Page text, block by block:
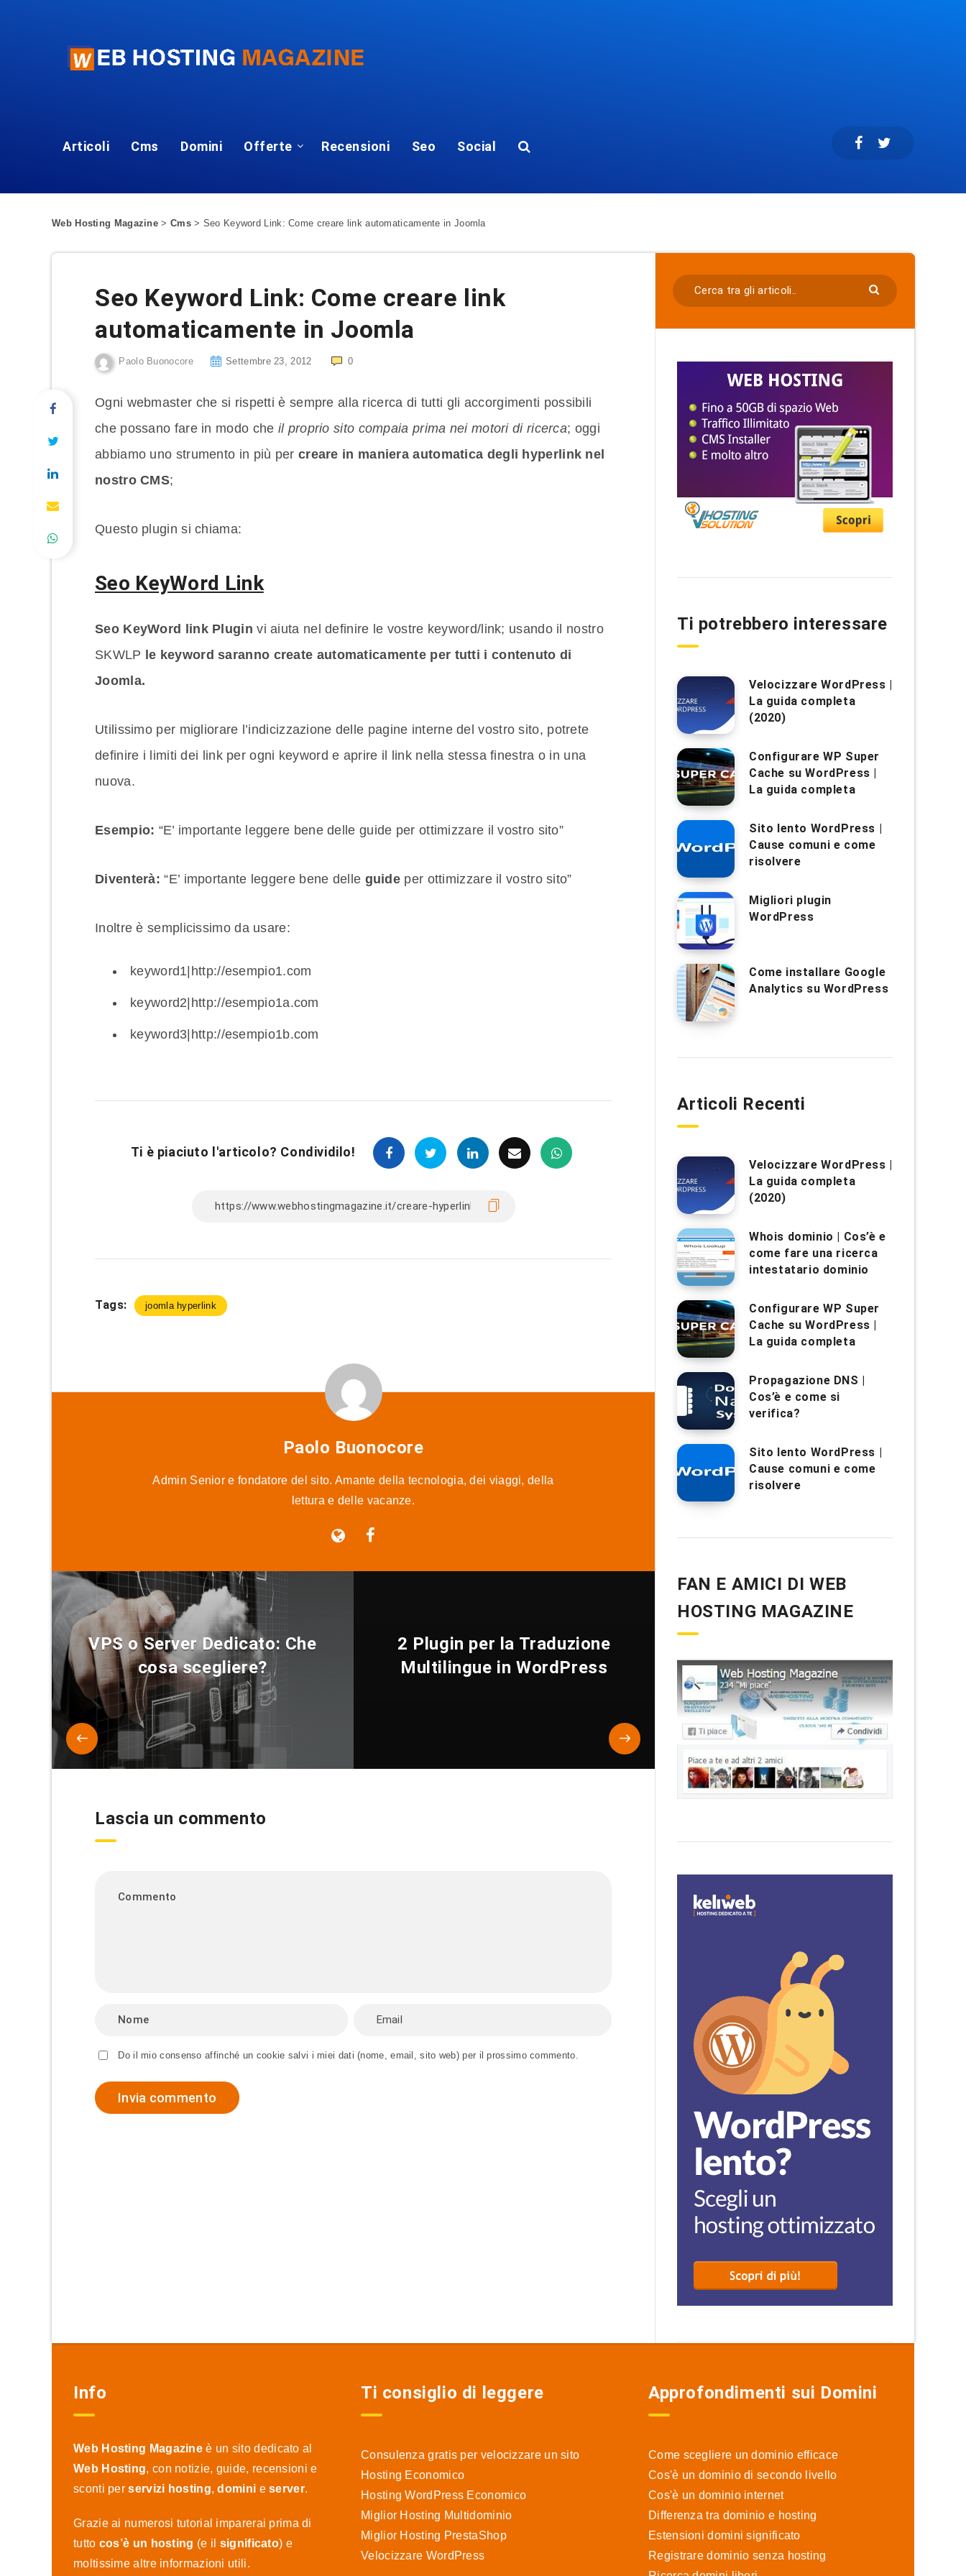
Articoli Cms Domini Offerte Recensioni Seo Social
Web Hosting Magazine > Cms> Seo Keyword Link: Come creare link automaticamente in Joomla
Seo Keyword Link: Come creare link
automaticamente in Joomla
Paolo Buonocore Settembre 23, 2012 0
Ogni webmaster che si rispetti è sempre alla ricerca di tutti gli accorgimenti possibili
che possano fare in modo che il proprio sito compaia prima nei motori di ricerca; oggi
abbiamo uno strumento in più per creare in maniera automatica degli hyperlink nel
nostro CMS;
Questo plugin si chiama:
Seo KeyWord Link
Seo KeyWord link Plugin vi aiuta nel definire le vostre keyword/link; usando il nostro
SKWLP le keyword saranno create automaticamente per tutti i contenuto di
Joomla.
Utilissimo per migliorare l’indicizzazione delle pagine interne del vostro sito, potrete
definire i limiti dei link per ogni keyword e aprire il link nella stessa finestra o in una
nuova.
Esempio: “E’ importante leggere bene delle guide per ottimizzare il vostro sito”
Diventerà: “E’ importante leggere bene delle guide per ottimizzare il vostro sito”
Inoltre è semplicissimo da usare:
keyword1|http://esempio1.com
keyword2|http://esempio1a.com
keyword3|http://esempio1b.com
Ti è piaciuto l'articolo? Condividilo!
Tags: joomla hyperlink
Paolo Buonocore
Admin Senior e fondatore del sito. Amante della tecnologia, dei viaggi, della
lettura e delle vacanze.
VPS o Server Dedicato: Che
cosa scegliere?
2 Plugin per la Traduzione
Multilingue in WordPress
Lascia un commento
Do il mio consenso affinché un cookie salvi i miei dati (nome, email, sito web) per il prossimo commento.
Ti potrebbero interessare
Velocizzare WordPress |
La guida completa
(2020)
Configurare WP Super
Cache su WordPress |
La guida completa
Sito lento WordPress |
Cause comuni e come
risolvere
Migliori plugin
WordPress
Come installare Google
Analytics su WordPress
Articoli Recenti
Velocizzare WordPress |
La guida completa
(2020)
Whois dominio | Cos’è e
come fare una ricerca
intestatario dominio
Configurare WP Super
Cache su WordPress |
La guida completa
Propagazione DNS |
Cos’è e come si
verifica?
Sito lento WordPress |
Cause comuni e come
risolvere
FAN E AMICI DI WEB
HOSTING MAGAZINE
Info
Web Hosting Magazine è un sito dedicato al
Web Hosting, con notizie, guide, recensioni e
sconti perservizi hosting,domini eserver.
Grazie ai numerosi tutorial imparerai prima di
tutto cos’è un hosting (e il significato) e
moltissime altre informazioni utili.
Ti consiglio di leggere
Consulenza gratis per velocizzare un sito
Hosting Economico
Hosting WordPress Economico
Miglior Hosting Multidominio
Miglior Hosting PrestaShop
Velocizzare WordPress
Approfondimenti sui Domini
Come scegliere un dominio efficace
Cos'è un dominio di secondo livello
Cos'è un dominio internet
Differenza tra dominio e hosting
Estensioni domini significato
Registrare dominio senza hosting